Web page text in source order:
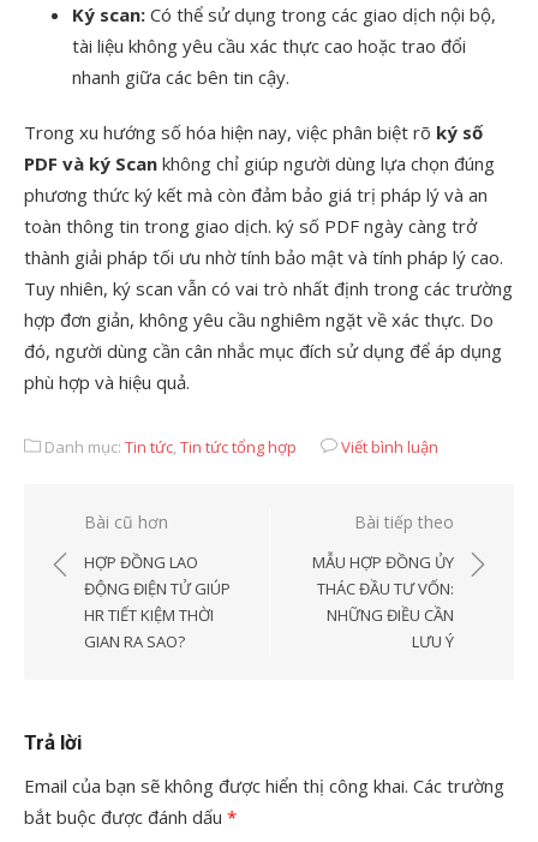
Ký scan: Có thể sử dụng trong các giao dịch nội bộ,
tài liệu không yêu cầu xác thực cao hoặc trao đổi
nhanh giữa các bên tin cậy.
Trong xu hướng số hóa hiện nay, việc phân biệt rõ ký số
PDF và ký Scan không chỉ giúp người dùng lựa chọn đúng
phương thức ký kết mà còn đảm bảo giá trị pháp lý và an
toàn thông tin trong giao dịch. ký số PDF ngày càng trở
thành giải pháp tối ưu nhờ tính bảo mật và tính pháp lý cao.
Tuy nhiên, ký scan vẫn có vai trò nhất định trong các trường
hợp đơn giản, không yêu cầu nghiêm ngặt về xác thực. Do
đó, người dùng cần cân nhắc mục đích sử dụng để áp dụng
phù hợp và hiệu quả.
Danh mục: Tin tức,Tin tức tổng hợp Viết bình luận
Điều
hướng
viết
Bài cũ hơn
HỢP ĐỒNG LAO
ĐỘNG ĐIỆN TỬ GIÚP
HR TIẾT KIỆM THỜI
GIAN RA SAO?
Bài tiếp theo
MẪU HỢP ĐỒNG ỦY
THÁC ĐẦU TƯ VỐN:
NHỮNG ĐIỀU CẦN
LƯU Ý
Trả lời
Email của bạn sẽ không được hiển thị công khai. Các trường
bắt buộc được đánh dấu *